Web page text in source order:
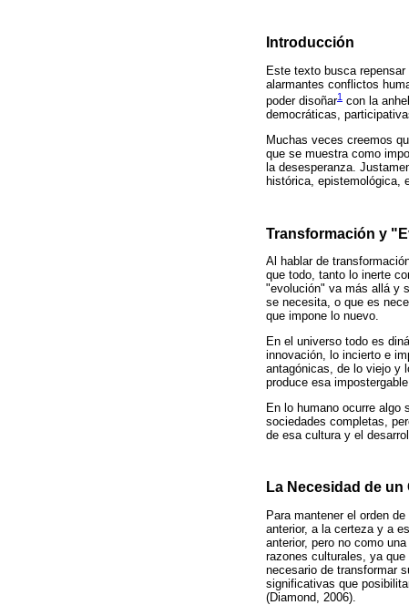
Introducción
Este texto busca
alarmantes conflictos
poder disoñar1 con la
democráticas,
Muchas veces creemos
que se muestra como
la desesperanza.
histórica, epistemológica,
Transformación y
Al hablar de
que todo, tanto lo inerte
"evolución" va más allá y
se necesita, o que es
que impone lo nuevo.
En el universo todo es
innovación, lo incierto e
antagónicas, de lo viejo y
produce esa
En lo humano ocurre
sociedades completas,
de esa cultura y el
La Necesidad de
Para mantener el orden
anterior, a la certeza y a
anterior, pero no como
razones culturales, ya
necesario de transformar
significativas que
(Diamond, 2006).